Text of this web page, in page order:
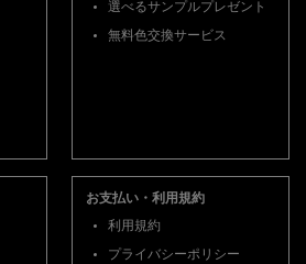
選べるサンプルプレゼント
無料色交換サービス
お支払い・利用規約
利用規約
プライバシーポリシー